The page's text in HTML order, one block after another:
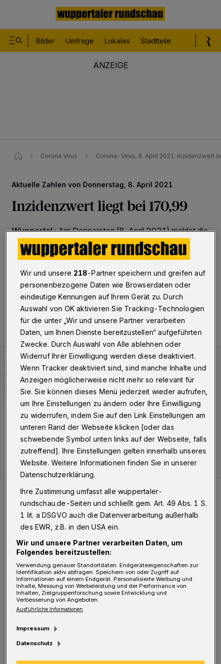
Bilder Umfrage Lokales Stadtteile
Corona Virus Corona-Virus, 8. April 2021: Inzidenzwert
Aktuelle Zahlen von Donnerstag, 8. April 2021
Inzidenzwert liegt bei 170,99
Wuppertal·Am Donnerstag (8. April 2021) meldet die
Stadt Wuppertal insgesamt 1.168 Personen, die aktuell
mit dem Corona-Virus infiziert sind. Der Inzidenzwert
liegt bei 170,99.
08.04.2021 , 09:42 Uhr Eine Minute Lesezeit
Der Verlauf der Corona-Fälle in Wuppertal.
S eit Ausbruch der Pandemie liegt die
Gesamtzahl der infizierten Menschen in
Wuppertal damit jetzt bei 15.638 davon aktuell
infiziert sind die erwähnten 1.168 Personen.
Wir und unsere 218-Partner speichern und greifen auf
personenbezogene Daten wie Browserdaten oder
eindeutige Kennungen auf Ihrem Gerät zu. Durch
Auswahl von OK aktivieren Sie Tracking-Technologien
für die unter „Wir und unsere Partner verarbeiten
Daten, um Ihnen Dienste bereitzustellen“ aufgeführten
Zwecke. Durch Auswahl von Alle ablehnen oder
Widerruf Ihrer Einwilligung werden diese deaktiviert.
Wenn Tracker deaktiviert sind, sind manche Inhalte und
Anzeigen möglicherweise nicht mehr so relevant für
Sie. Sie können dieses Menü jederzeit wieder aufrufen,
um Ihre Einstellungen zu ändern oder Ihre Einwilligung
zu widerrufen, indem Sie auf den Link Einstellungen am
unteren Rand der Webseite klicken [oder das
schwebende Symbol unten links auf der Webseite, falls
zutreffend]. Ihre Einstellungen gelten innerhalb unseres
Website. Weitere Informationen finden Sie in unserer
Datenschutzerklärung.
Ihre Zustimmung umfasst alle wuppertaler-
rundschau.de-Seiten und schließt gem. Art. 49 Abs. 1 S.
1 lit. a DSGVO auch die Datenverarbeitung außerhalb
des EWR, z.B. in den USA ein.
Wir und unsere Partner verarbeiten Daten, um
Folgendes bereitzustellen:
Verwendung genauer Standortdaten. Endgeräteeigenschaften zur
Identifikation aktiv abfragen. Speichern von oder Zugriff auf
Informationen auf einem Endgerät. Personalisierte Werbung und
Inhalte, Messung von Werbeleistung und der Performance von
Inhalten, Zielgruppenforschung sowie Entwicklung und
Verbesserung von Angeboten.
Ausführliche Informationen
Impressum
Datenschutz